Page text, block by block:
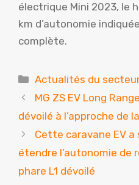
électrique Mini 2023, le
km d’autonomie
complète.
Catégories
Actualités du
MG ZS EV Long
dévoilé à l’approche de
Cette caravane EV
étendre l’autonomie de
phare L1 dévoilé